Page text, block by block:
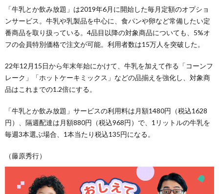
「牛乳とか飲み放題」は2019年6月に開始した毎月定額のオプショ
ンサービス。牛乳や乳製品を中心に、食パンや卵など常備したい定
番商品を取り扱っている。4品目以降の対象商品についても、5%オ
フの会員特別価格で注文が可能。利用者数は15万人を突破した。
22年12月15日から年末年始にかけて、牛乳を加えて作る「コーンフ
レーク」「ホットケーキミックス」などの品揃えを強化し、対象商
品はこれまでの1.2倍にする。
「牛乳とか飲み放題」サービスの利用料は月額1480円（税込1628
円）、隔週配達は月額880円（税込968円）で、1リットルの牛乳を
毎週3本選ぶ場合、1本当たり税込135円になる。
（藤原秀行）